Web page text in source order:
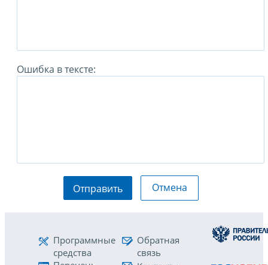
Ошибка в тексте:
Отправить Отмена
Программные
средства
Обратная
связь